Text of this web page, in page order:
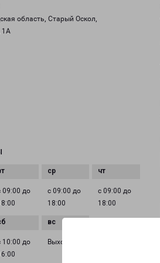
область, Старый Оскол,
1А
09:00 до
с 09:00 до
18:00
с 09:00 до
18:00
10:00 до
Выходной